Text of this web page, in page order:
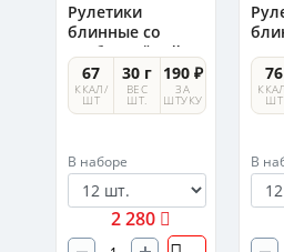
Рулетики
блинные со
слабосолёной
сёмгой
67
ККАЛ/
ШТ
30 г
ВЕС
ШТ.
190 ₽
ЗА
ШТУКУ
В наборе
2 280
76
ШТ
В